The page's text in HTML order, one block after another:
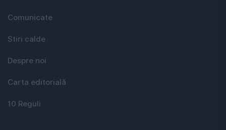
Comunicate
Stiri calde
Despre noi
Carta editorială
10 Reguli